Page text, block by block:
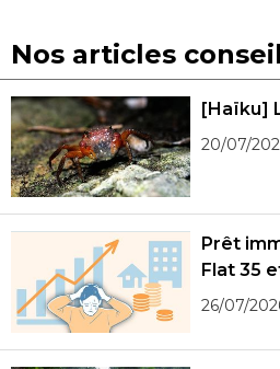
Nos articles
[Haïku]
20/07/
Prêt
Flat 35
26/07/